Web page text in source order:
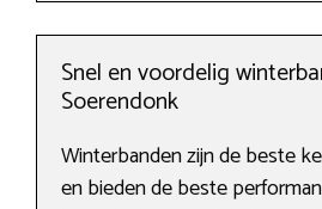
Snel en voordelig
Soerendonk
Winterbanden zijn de beste
en bieden de beste